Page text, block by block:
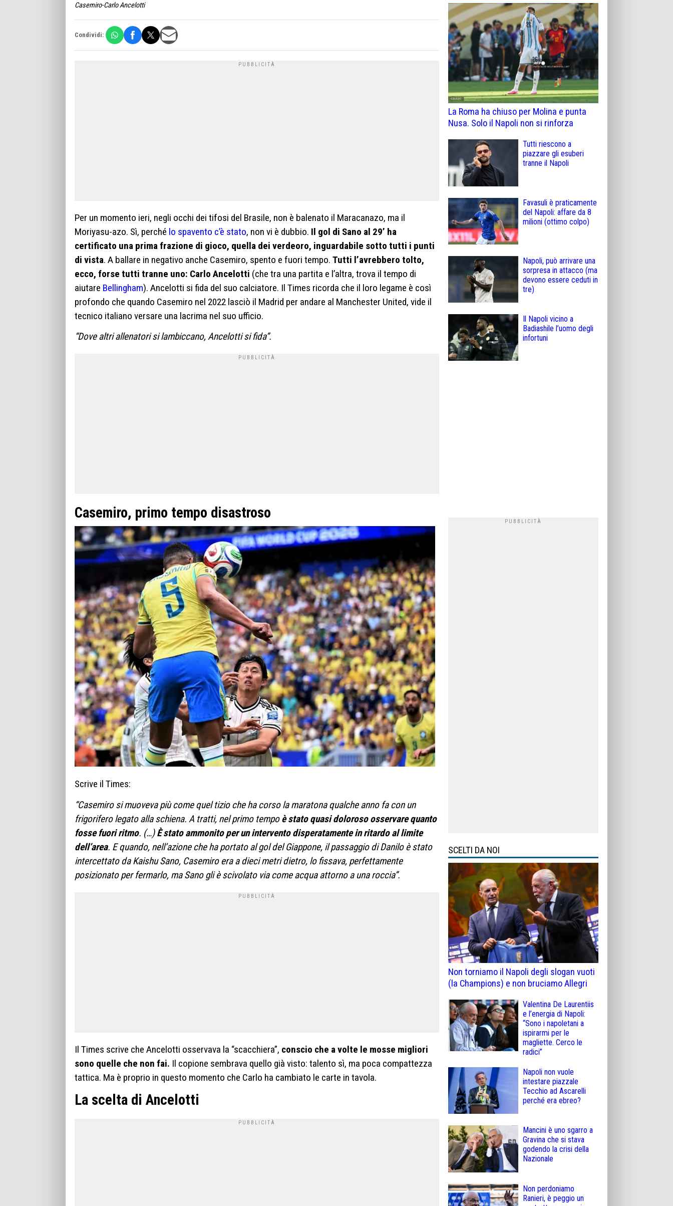
Casemiro-Carlo Ancelotti
Condividi:
Per un momento ieri, negli occhi dei tifosi del Brasile, non è balenato il Maracanazo, ma il
Moriyasu-azo. Sì, perché lo spavento c’è stato, non vi è dubbio. Il gol di Sano al 29’ ha
certificato una prima frazione di gioco, quella dei verdeoro, inguardabile sotto tutti i punti
di vista. A ballare in negativo anche Casemiro, spento e fuori tempo. Tutti l’avrebbero tolto,
ecco, forse tutti tranne uno: Carlo Ancelotti (che tra una partita e l’altra, trova il tempo di
aiutare Bellingham). Ancelotti si fida del suo calciatore. Il Times ricorda che il loro legame è così
profondo che quando Casemiro nel 2022 lasciò il Madrid per andare al Manchester United, vide il
tecnico italiano versare una lacrima nel suo ufficio.
“Dove altri allenatori si lambiccano, Ancelotti si fida”.
Casemiro, primo tempo disastroso
Scrive il Times:
“Casemiro si muoveva più come quel tizio che ha corso la maratona qualche anno fa con un
frigorifero legato alla schiena. A tratti, nel primo tempoè stato quasi doloroso osservare quanto
fosse fuori ritmo. (…)È stato ammonito per un intervento disperatamente in ritardo al limite
dell’area. E quando, nell’azione che ha portato al gol del Giappone, il passaggio di Danilo è stato
intercettato da Kaishu Sano, Casemiro era a dieci metri dietro, lo fissava, perfettamente
posizionato per fermarlo, ma Sano gli è scivolato via come acqua attorno a una roccia”.
Il Times scrive che Ancelotti osservava la “scacchiera”, conscio che a volte le mosse migliori
sono quelle che non fai. Il copione sembrava quello già visto: talento sì, ma poca compattezza
tattica. Ma è proprio in questo momento che Carlo ha cambiato le carte in tavola.
La scelta di Ancelotti
La Roma ha chiuso per Molina e punta
Nusa. Solo il Napoli non si rinforza
Tutti riescono a
piazzare gli esuberi
tranne il Napoli
Favasuli è praticamente
del Napoli: affare da 8
milioni (ottimo colpo)
Napoli, può arrivare una
sorpresa in attacco (ma
devono essere ceduti in
tre)
Il Napoli vicino a
Badiashile l’uomo degli
infortuni
SCELTI DA NOI
Non torniamo il Napoli degli slogan vuoti
(la Champions) e non bruciamo Allegri
Valentina De Laurentiis
e l’energia di Napoli:
“Sono i napoletani a
ispirarmi per le
magliette. Cerco le
radici”
Napoli non vuole
intestare piazzale
Tecchio ad Ascarelli
perché era ebreo?
Mancini è uno sgarro a
Gravina che si stava
godendo la crisi della
Nazionale
Non perdoniamo
Ranieri, è peggio un